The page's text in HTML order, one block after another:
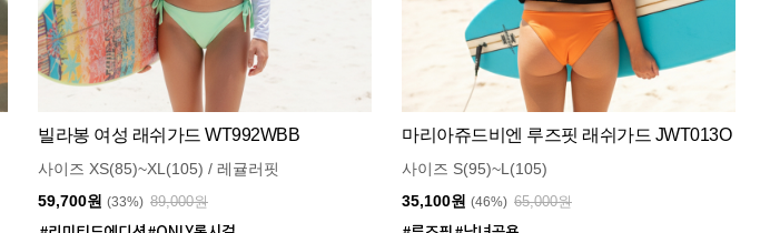
빌라봉 여성 래쉬가드 WT992WBB
사이즈 XS(85)~XL(105) / 레귤러핏
59,700원 (33%) 89,000원
마리아쥬드비엔 루즈핏 래쉬가드 JWT013O
사이즈 S(95)~L(105)
35,100원 (46%) 65,000원